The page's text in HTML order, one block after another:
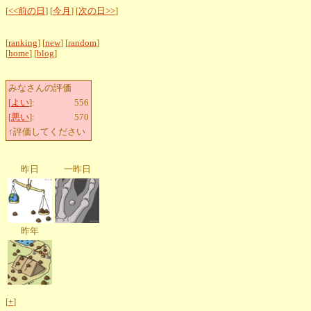
[<<前の日 ] [今月 ] [次の日>>]
[ranking] [new] [random]
[home] [blog]
みなさんの評価
[よい]:
556
[悪い]:
570
↑評価してください
昨日 一昨日
昨年
[+]